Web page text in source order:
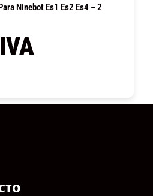
Ninebot Es1 Es2 Es4 – 2